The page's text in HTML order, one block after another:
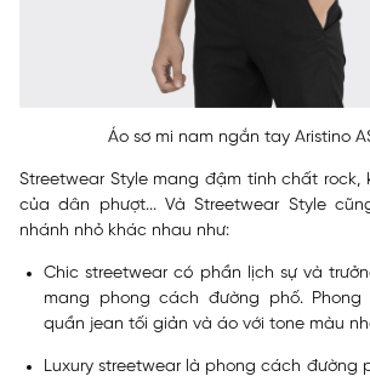
Áo sơ mi nam ngắn tay Aristino
Streetwear Style mang đậm tính chất rock,
của dân phượt... Và Streetwear Style
nhánh nhỏ khác nhau như:
Chic streetwear có phần lịch sự và
mang phong cách đường phố.
quần jean tối giản và áo với tone màu
Luxury streetwear là phong cách đường